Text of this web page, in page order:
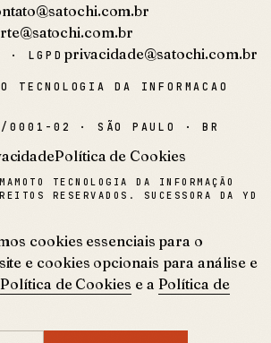
· LGPD privacidade@satochi.com.br
TECNOLOGIA DA INFORMACAO
0001-02 · SÃO PAULO · BR
Política de Cookies
TECNOLOGIA DA INFORMAÇÃO
RESERVADOS. SUCESSORA DA YD
cookies essenciais para o
e cookies opcionais para análise e
Política de Cookies e a Política de